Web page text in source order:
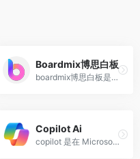
Boardmix博思白板
boardmix博思白板是一个AI驱动的在线协作白板工具
Copilot Ai
copilot 是在 Microsoft 公司...